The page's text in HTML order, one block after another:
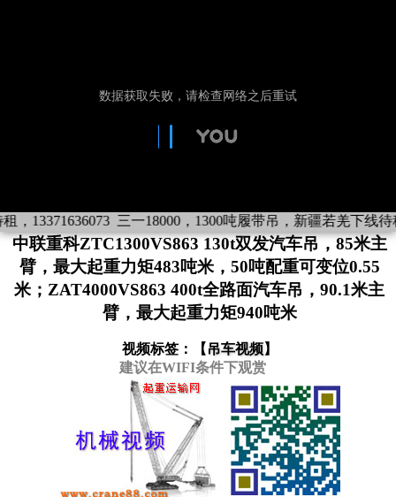
13371636073 三一18000，1300吨履带吊，新疆若羌下线待租
中联重科ZTC1300VS863 130t双发汽车吊，85米主
臂，最大起重力矩483吨米，50吨配重可变位0.55
米；ZAT4000VS863 400t全路面汽车吊，90.1米主
臂，最大起重力矩940吨米
视频标签：【 吊车视频】
建议在WIFI条件下观赏